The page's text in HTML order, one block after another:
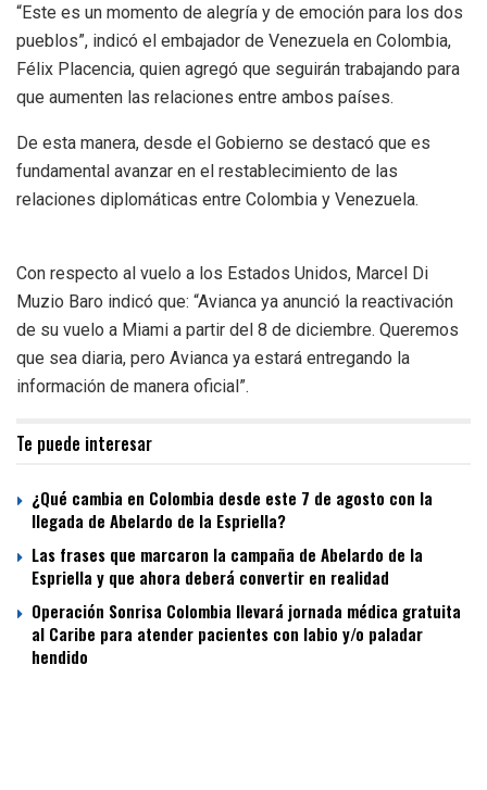
“Este es un momento de alegría y de emoción para los dos
pueblos”, indicó el embajador de Venezuela en Colombia,
Félix Placencia, quien agregó que seguirán trabajando para
que aumenten las relaciones entre ambos países.
De esta manera, desde el Gobierno se destacó que es
fundamental avanzar en el restablecimiento de las
relaciones diplomáticas entre Colombia y Venezuela.
Con respecto al vuelo a los Estados Unidos, Marcel Di
Muzio Baro indicó que: “Avianca ya anunció la reactivación
de su vuelo a Miami a partir del 8 de diciembre. Queremos
que sea diaria, pero Avianca ya estará entregando la
información de manera oficial”.
Te puede interesar
¿Qué cambia en Colombia desde este 7 de agosto con la
llegada de Abelardo de la Espriella?
Las frases que marcaron la campaña de Abelardo de la
Espriella y que ahora deberá convertir en realidad
Operación Sonrisa Colombia llevará jornada médica gratuita
al Caribe para atender pacientes con labio y/o paladar
hendido